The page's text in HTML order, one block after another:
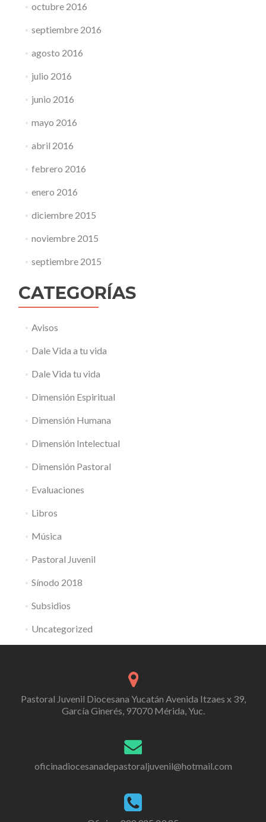
octubre 2016
septiembre 2016
agosto 2016
julio 2016
junio 2016
mayo 2016
abril 2016
febrero 2016
enero 2016
diciembre 2015
noviembre 2015
septiembre 2015
CATEGORÍAS
Avisos
Dale Vida a tu vida
Dale Vida tu vida
Dimensión Espiritual
Dimensión Humana
Dimensión Intelectual
Dimensión Pastoral
Evaluaciones
Libros
Música
Pastoral Juvenil
Sínodo 2018
Subsidios
Uncategorized
Pastoral Juvenil Diocesana Yucatán Avenida Itzaes x 39,
García Ginerés, 97070 Mérida, Yuc.
oficinadiocesanadepastoraljuvenil@hotmail.com